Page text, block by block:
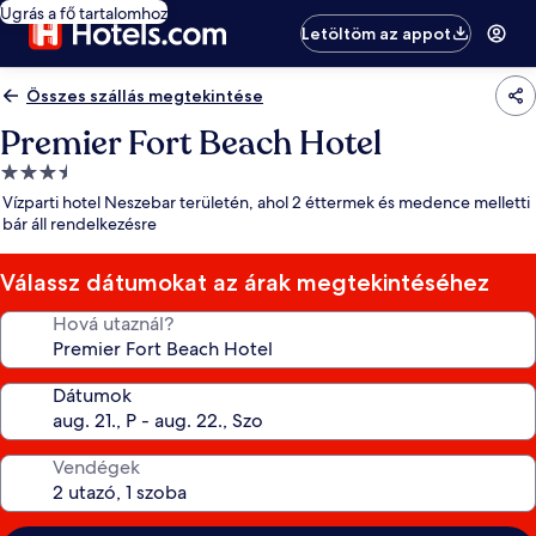
Ugrás a fő tartalomhoz
Letöltöm az appot
Összes szállás megtekintése
Premier Fort Beach Hotel
3.5
csillagos
szálláshely
Vízparti hotel Neszebar területén, ahol 2 éttermek és medence melletti
bár áll rendelkezésre
Válassz dátumokat az árak megtekintéséhez
Hová utaznál?
Dátumok
Vendégek